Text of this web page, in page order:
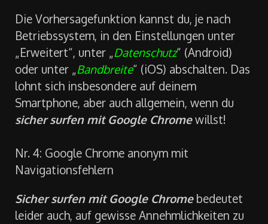
Die Vorhersagefunktion kannst du, je nach
Betriebssystem, in den Einstellungen unter
„Erweitert“, unter „Datenschutz“ (Android)
oder unter „Bandbreite“ (iOS) abschalten. Das
lohnt sich insbesondere auf deinem
Smartphone, aber auch allgemein, wenn du
sicher surfen mit Google Chromewillst!
Nr. 4: Google Chrome anonym mit
Navigationsfehlern
Sicher surfen mit Google Chromebedeutet
leider auch, auf gewisse Annehmlichkeiten zu